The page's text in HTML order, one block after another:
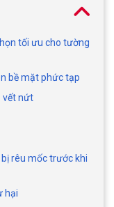
tối ưu cho tường
bề mặt phức tạp
vết nứt
rêu mốc trước khi
hại